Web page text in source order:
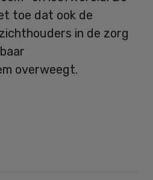
toe dat ook de
in de zorg
overweegt.